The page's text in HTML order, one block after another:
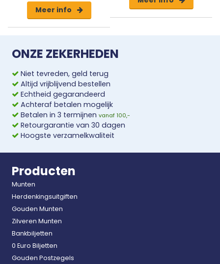
Meer info
ONZE ZEKERHEDEN
Niet tevreden, geld terug
Altijd vrijblijvend bestellen
Echtheid gegarandeerd
Achteraf betalen mogelijk
Betalen in 3 termijnen vanaf 100,-
Retourgarantie van 30 dagen
Hoogste verzamelkwaliteit
Producten
Munten
Herdenkingsuitgiften
Gouden Munten
Zilveren Munten
Bankbiljetten
0 Euro Biljetten
Gouden Postzegels